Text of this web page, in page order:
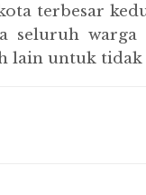
terbesar
lain untuk